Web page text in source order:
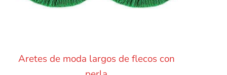
Aretes de moda largos de flecos con